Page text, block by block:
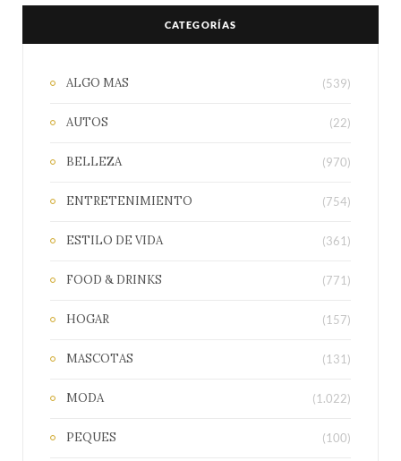
CATEGORÍAS
ALGO MAS (539)
AUTOS (22)
BELLEZA (970)
ENTRETENIMIENTO (754)
ESTILO DE VIDA (361)
FOOD & DRINKS (771)
HOGAR (157)
MASCOTAS (131)
MODA (1.022)
PEQUES (100)